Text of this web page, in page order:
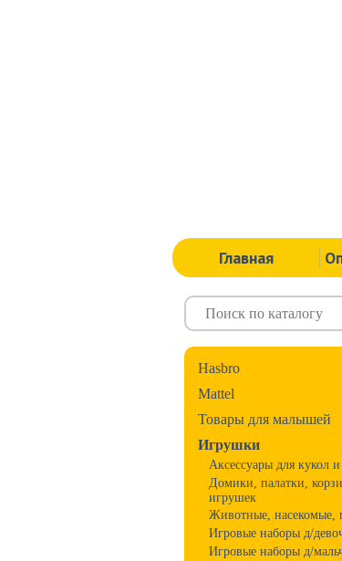
Главная
Hasbro
Mattel
Товары для малышей
Игрушки
Аксессуары для кукол
Домики, палатки,
игрушек
Животные, насекомые,
Игровые наборы д/
Игровые наборы д/